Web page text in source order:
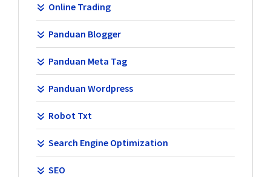
Online Trading
Panduan Blogger
Panduan Meta Tag
Panduan Wordpress
Robot Txt
Search Engine Optimization
SEO